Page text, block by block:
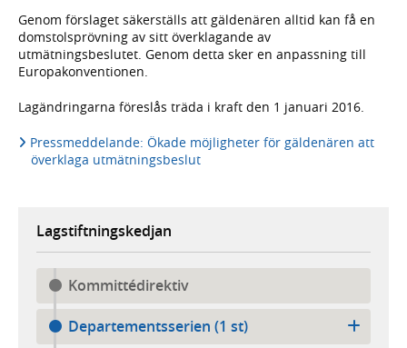
Genom förslaget säkerställs att gäldenären alltid kan få en
domstolsprövning av sitt överklagande av
utmätningsbeslutet. Genom detta sker en anpassning till
Europakonventionen.
Lagändringarna föreslås träda i kraft den 1 januari 2016.
Pressmeddelande: Ökade möjligheter för gäldenären att
överklaga utmätningsbeslut
Lagstiftningskedjan
Kommittédirektiv
Departementsserien (1 st)